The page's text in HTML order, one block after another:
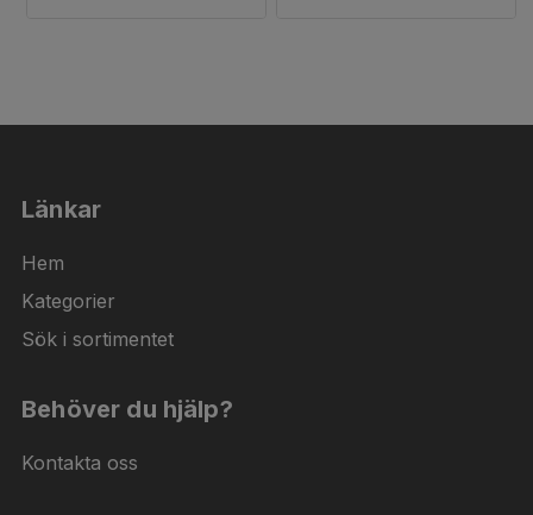
Länkar
Hem
Kategorier
Sök i sortimentet
Behöver du hjälp?
Kontakta oss